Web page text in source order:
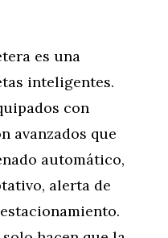
es una
inteligentes.
con
avanzados que
automático,
alerta de